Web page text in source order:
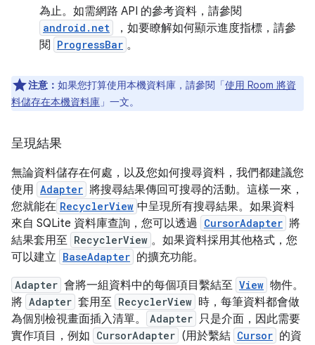
為止。如需網路 API 的參考資料，請參閱
android.net
，如要瞭解如何顯示進度指標，請參
閱
ProgressBar 。
注意： 如果您打算使用本機資料庫，請參閱「使用 Room 將資
料儲存在本機資料庫 」一文。
呈現結果
無論資料儲存在何處，以及您如何搜尋資料，我們都建議您
使用 Adapter 將搜尋結果傳回可搜尋的活動。這樣一來，
您就能在 RecyclerView 中呈現所有搜尋結果。如果資料
來自 SQLite 資料庫查詢，您可以透過 CursorAdapter 將
結果套用至 RecyclerView 。如果資料採用其他格式，您
可以建立 BaseAdapter 的擴充功能。
Adapter 會將一組資料中的每個項目繫結至 View 物件。
將 Adapter 套用至 RecyclerView 時，每筆資料都會做
為個別檢視畫面插入清單。
Adapter 只是介面，因此需要
實作項目，例如 CursorAdapter (用於繫結 Cursor 的資